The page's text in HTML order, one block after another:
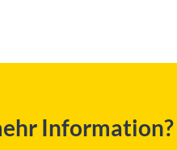
Information?